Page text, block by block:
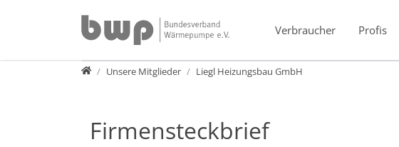
Verbraucher
Profis
Verband
Unsere Mitglieder Liegl Heizungsbau GmbH
Firmensteckbrief